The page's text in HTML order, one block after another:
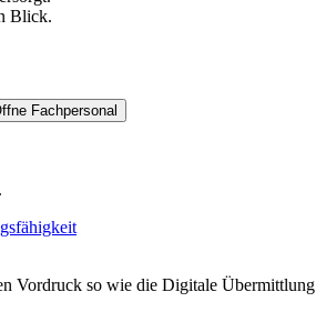
Blick.
Fachpersonal
Vordruck so wie die Digitale Übermittlung